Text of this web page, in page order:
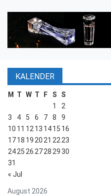
KALENDER
August 2026
M T W T F S S
« Jul
1
2
3
4 5 6 7 8
9
10 11 1213 1415 16
1718 192021 2223
24252627282930
31